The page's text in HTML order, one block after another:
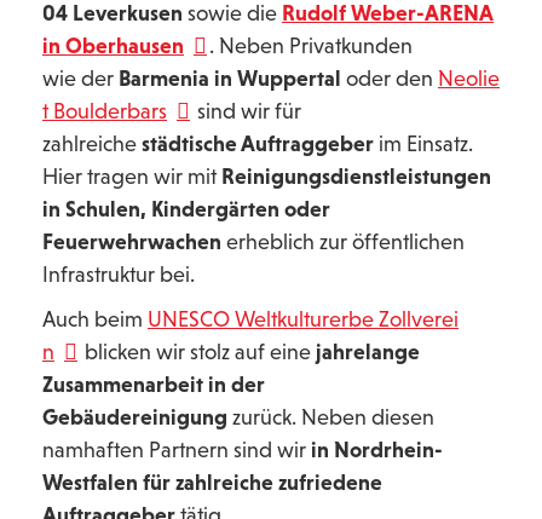
04 Leverkusen sowie die Rudolf Weber-ARENA
in Oberhausen
. Neben Privatkunden
wie der Barmenia in Wuppertal oder den Neolie
t Boulderbars
sind wir für
zahlreiche städtische Auftraggeber im Einsatz.
Hier tragen wir mit Reinigungsdienstleistungen
in Schulen, Kindergärten oder
Feuerwehrwachen erheblich zur öffentlichen
Infrastruktur bei.
Auch beim UNESCO Weltkulturerbe Zollverei
n
blicken wir stolz auf eine jahrelange
Zusammenarbeit in der
Gebäudereinigung zurück. Neben diesen
namhaften Partnern sind wir in Nordrhein-
Westfalen für zahlreiche zufriedene